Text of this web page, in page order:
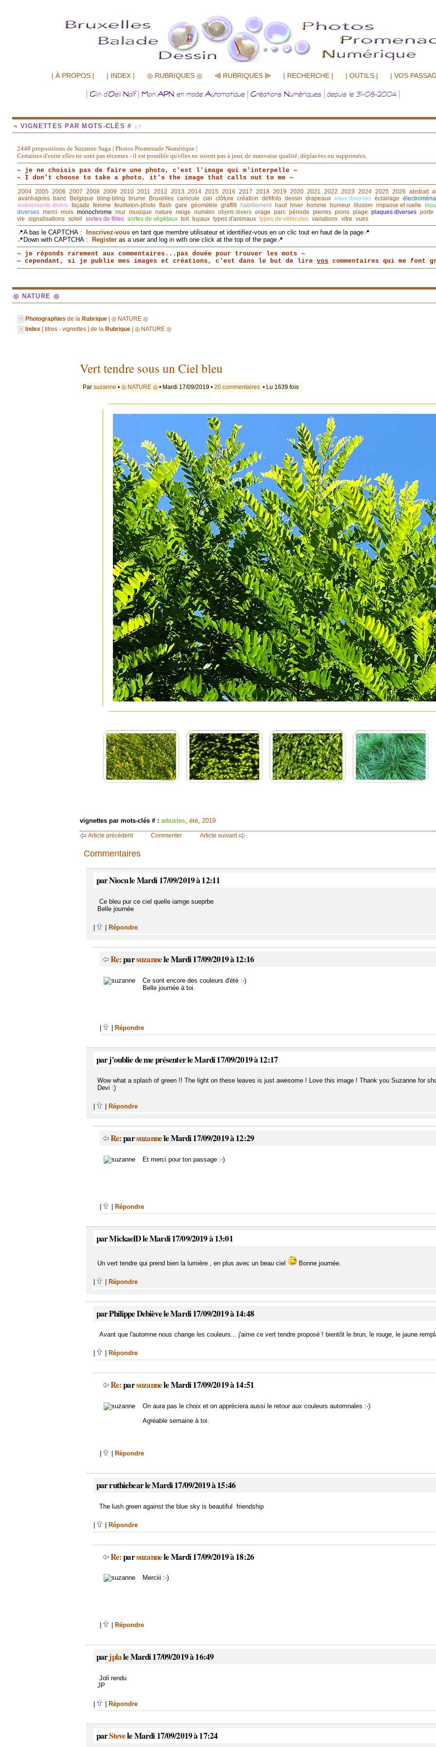
| À PROPOS | | INDEX | ◎ RUBRIQUES ◎ ⫷ RUBRIQUES ⫸ | RECHERCHE | | OUTILS | | VOS
¬ VIGNETTES PAR MOTS-CLÉS # ↓↑
2448 propositions de Suzanne Saga | Photos Promenade Numérique |
Certaines d'entre elles ne sont pas récentes - il est possible qu'elles ne soient pas à jour, de mauvaise qualité, déplacées ou supprimées.
~ je ne choisis pas de faire une photo, c'est l'image qui m'interpelle ~
~ I don't choose to take a photo, it's the image that calls out to me ~
2004 2005 2006 2007 2008 2009 2010 2011 2012 2013 2014 2015 2016 2017 2018 2019 2020 2021 2022 2023 2024 2025 2026 abstrait
avant◦après banc Belgique bling-bling brume Bruxelles canicule ciel clôture création défifoto dessin drapeaux eaux diverses éclairage
événements divers façade femme feuilleton-photo flash gare géométrie graffiti habillement haut hiver homme humeur illusion impasse et ruelle
diverses merci mois monochrome mur musique nature neige numéro objets divers orage parc période pierres pions plage plaques diverses porte
vie signalisations soleil sortes de fêtes sortes de végétaux toit tuyaux types d'animaux types de véhicules variations vitre vues
📍A bas le CAPTCHA : Inscrivez-vous en tant que membre utilisateur et identifiez-vous en un clic tout en haut de la page📍
📍Down with CAPTCHA :
Register as a user and log in with one click at the top of the page📍
~ je réponds rarement aux commentaires...pas douée pour trouver les mots ~
~ cependant, si je publie mes images et créations, c'est dans le but de lire vos commentaires qui me font
◎ NATURE ◎
Photographies de la Rubrique | ◎ NATURE ◎
Index [ titres - vignettes ] de la Rubrique | ◎ NATURE ◎
Vert tendre sous un Ciel bleu
Par suzanne • ◎ NATURE ◎ • Mardi 17/09/2019 • 20 commentaires • Lu 1639 fois
vignettes par mots-clés # : arbustes, été, 2019
Article précédent Commenter Article suivant
Commentaires
par Niocu le Mardi 17/09/2019 à 12:11
Ce bleu pur ce ciel quelle iamge sueprbe
Belle journée
Répondre
Re:parsuzannele Mardi 17/09/2019 à 12:16
Ce sont encore des couleurs d'été :-)
Belle journée à toi.
| | Répondre
par j'oublie de me présenter le Mardi 17/09/2019 à 12:17
Wow what a splash of green !! The light on these leaves is just awesome ! Love this image ! Thank you Suzanne for
Devi :)
Répondre
Re:parsuzannele Mardi 17/09/2019 à 12:29
Et merci pour ton passage :-)
Répondre
par MickaelD le Mardi 17/09/2019 à 13:01
Un vert tendre qui prend bien la lumière , en plus avec un beau ciel Bonne journée.
| | Répondre
par Philippe Debiève le Mardi 17/09/2019 à 14:48
Avant que l'automne nous change les couleurs... j'aime ce vert tendre proposé ! bientôt le brun, le rouge, le jaune
Répondre
Re:parsuzannele Mardi 17/09/2019 à 14:51
On aura pas le choix et on appréciera aussi le retour aux couleurs automnales :-)
Agréable semaine à toi.
Répondre
par ruthiebear le Mardi 17/09/2019 à 15:46
The lush green against the blue sky is beautiful friendship
| | Répondre
Re:parsuzannele Mardi 17/09/2019 à 18:26
Merciii :-)
Répondre
parjplale Mardi 17/09/2019 à 16:49
Joli rendu
JP
Répondre
parStevele Mardi 17/09/2019 à 17:24